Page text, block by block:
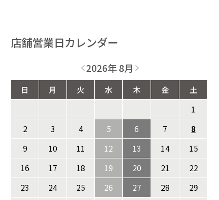
店舗営業日カレンダー
2026年 8月
日 月 火 水 木 金
土
1
2
3 4 5 6 7
8
9
10 11 12 13 14
15
16
17 18 19 20 21
22
23
24 25 26 27 28
29